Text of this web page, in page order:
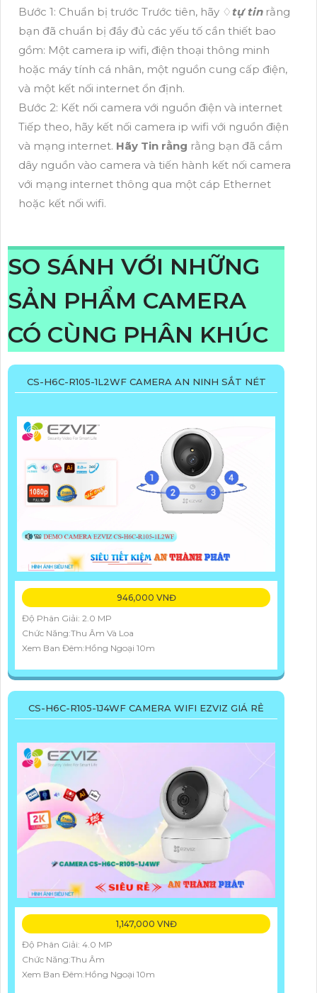
Bước 1: Chuẩn bị trước Trước tiên, hãy ♢ tự tinrằng
bạn đã chuẩn bị đầy đủ các yếu tố cần thiết bao
gồm: Một camera ip wifi, điện thoại thông minh
hoặc máy tính cá nhân, một nguồn cung cấp điện,
và một kết nối internet ổn định.
Bước 2: Kết nối camera với nguồn điện và internet
Tiếp theo, hãy kết nối camera ip wifi với nguồn điện
và mạng internet. Hãy Tin rằng rằng bạn đã cắm
dây nguồn vào camera và tiến hành kết nối camera
với mạng internet thông qua một cáp Ethernet
hoặc kết nối wifi.
SO SÁNH VỚI NHỮNG
SẢN PHẨM CAMERA
CÓ CÙNG PHÂN KHÚC
CS-H6C-R105-1L2WF CAMERA AN NINH SẮT NÉT
946,000 VNĐ
Độ Phân Giải: 2.0 MP
Chức Năng:Thu Âm Và Loa
Xem Ban Đêm:Hồng Ngoại 10m
CS-H6C-R105-1J4WF CAMERA WIFI EZVIZ GIÁ RẺ
1,147,000 VNĐ
Độ Phân Giải: 4.0 MP
Chức Năng:Thu Âm
Xem Ban Đêm:Hồng Ngoại 10m